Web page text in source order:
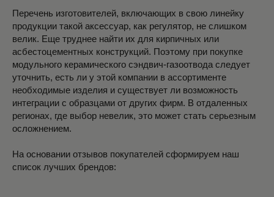
Перечень изготовителей, включающих в свою линейку
продукции такой аксессуар, как регулятор, не слишком
велик. Еще труднее найти их для кирпичных или
асбестоцементных конструкций. Поэтому при покупке
модульного керамического сэндвич-газоотвода следует
уточнить, есть ли у этой компании в ассортименте
необходимые изделия и существует ли возможность
интеграции с образцами от других фирм. В отдаленных
регионах, где выбор невелик, это может стать серьезным
осложнением.
На основании отзывов покупателей сформируем наш
список лучших брендов: